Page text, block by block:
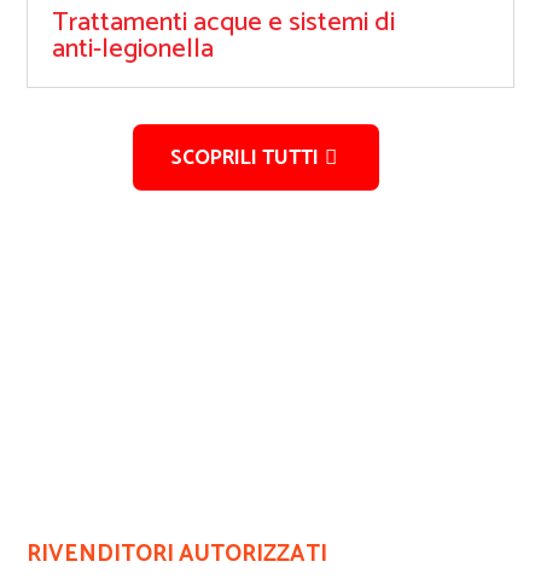
Trattamenti acque e sistemi di
anti-legionella
SCOPRILI TUTTI
RIVENDITORI AUTORIZZATI